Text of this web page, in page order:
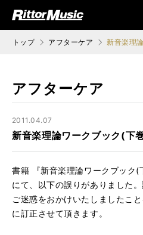
ジック (Rittor Musi
トップ アフターケア 新音楽理
アフターケア
2011.04.07
新音楽理論ワークブック(下
書籍 『新音楽理論ワークブック(
にて、以下の誤りがありました
ご迷惑をおかけいたしましたこ
に訂正させて頂きます。